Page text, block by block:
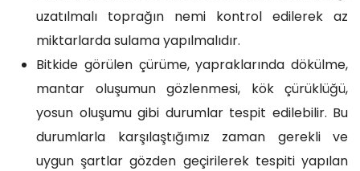
uzatılmalı toprağın nemi kontrol edilerek az
miktarlarda sulama yapılmalıdır.
Bitkide görülen çürüme, yapraklarında dökülme,
mantar oluşumun gözlenmesi, kök çürüklüğü,
yosun oluşumu gibi durumlar tespit edilebilir. Bu
durumlarla karşılaştığımız zaman gerekli ve
uygun şartlar gözden geçirilerek tespiti yapılan